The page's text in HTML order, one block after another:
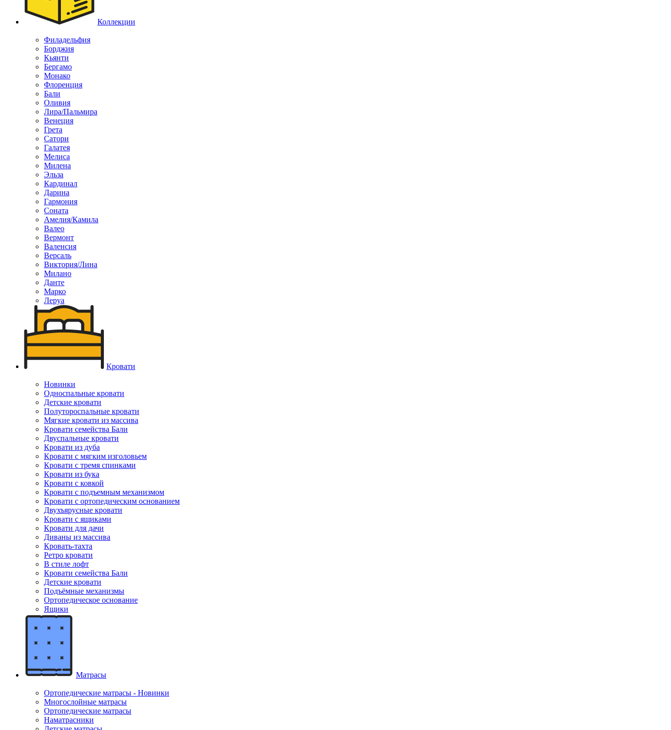
Коллекции
Филадельфия
Борджия
Кьянти
Бергамо
Монако
Флоренция
Бали
Оливия
Лира/Пальмира
Венеция
Грета
Сатори
Галатея
Мелиса
Милена
Эльза
Кардинал
Дарина
Гармония
Соната
Амелия/Камила
Валео
Вермонт
Валенсия
Версаль
Виктория/Лина
Милано
Данте
Марко
Леруа
Кровати
Новинки
Односпальные кровати
Детские кровати
Полутороспальные кровати
Мягкие кровати из массива
Кровати семейства Бали
Двуспальные кровати
Кровати из дуба
Кровати с мягким изголовьем
Кровати с тремя спинками
Кровати из бука
Кровати с ковкой
Кровати с подъемным механизмом
Кровати с ортопедическим основанием
Двухъярусные кровати
Кровати с ящиками
Кровати для дачи
Диваны из массива
Кровать-тахта
Ретро кровати
В стиле лофт
Кровати семейства Бали
Детские кровати
Подъёмные механизмы
Ортопедическое основание
Ящики
Матрасы
Ортопедические матрасы - Новинки
Многослойные матрасы
Ортопедические матрасы
Наматрасники